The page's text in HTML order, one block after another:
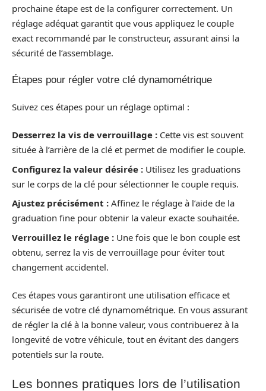
prochaine étape est de la configurer correctement. Un
réglage adéquat garantit que vous appliquez le couple
exact recommandé par le constructeur, assurant ainsi la
sécurité de l’assemblage.
Étapes pour régler votre clé dynamométrique
Suivez ces étapes pour un réglage optimal :
Desserrez la vis de verrouillage : Cette vis est souvent
située à l’arrière de la clé et permet de modifier le couple.
Configurez la valeur désirée : Utilisez les graduations
sur le corps de la clé pour sélectionner le couple requis.
Ajustez précisément : Affinez le réglage à l’aide de la
graduation fine pour obtenir la valeur exacte souhaitée.
Verrouillez le réglage : Une fois que le bon couple est
obtenu, serrez la vis de verrouillage pour éviter tout
changement accidentel.
Ces étapes vous garantiront une utilisation efficace et
sécurisée de votre clé dynamométrique. En vous assurant
de régler la clé à la bonne valeur, vous contribuerez à la
longevité de votre véhicule, tout en évitant des dangers
potentiels sur la route.
Les bonnes pratiques lors de l’utilisation